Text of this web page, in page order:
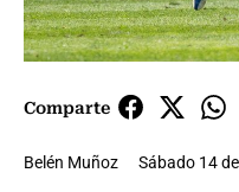
Comparte
Belén Muñoz Sábado 14